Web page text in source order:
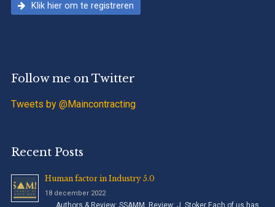
Klik hier om te registreren
Follow me on Twitter
Tweets by @Maincontracting
Recent Posts
Human factor in Industry 5.0
18 december 2022
Authors & Review: SSAMM, Review: J. Stoker Each of us has